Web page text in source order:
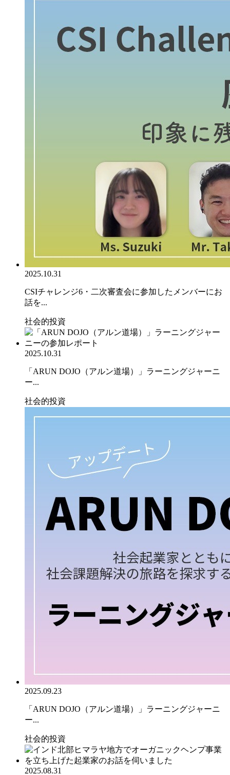
2025.10.31
CSIチャレンジ6・二次審査会に参加したメンバーにお
話を...
社会的投資
2025.10.31
「ARUN DOJO（アルン道場）」ラーニングジャーニ
ー...
社会的投資
2025.09.23
「ARUN DOJO（アルン道場）」ラーニングジャーニ
ー...
社会的投資
2025.08.31